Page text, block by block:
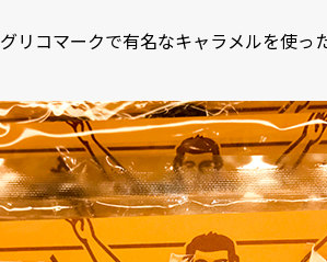
グリコマークで有名なキャラメルを使っ